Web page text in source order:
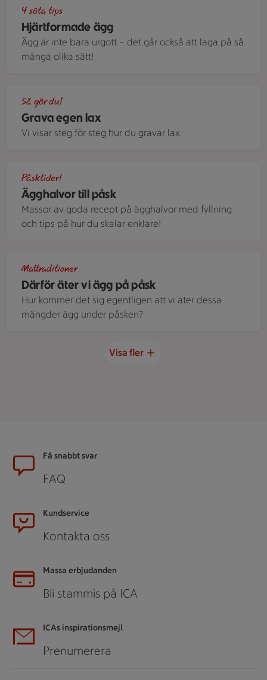
Hjärtformade ägg
4 söta tips
Ägg är inte bara urgott − det går också att laga på så
många olika sätt!
Grava egen lax
Så gör du!
Vi visar steg för steg hur du gravar lax.
Ägghalvor till påsk
Påsktider!
Massor av goda recept på ägghalvor med fyllning
och tips på hur du skalar enklare!
Därför äter vi ägg på påsk
Mattraditioner
Hur kommer det sig egentligen att vi äter dessa
mängder ägg under påsken?
Visa fler
SidfotFå snabbt svar
FAQ
Kundservice
Kontakta oss
Massa erbjudanden
Bli stammis på ICA
ICAs inspirationsmejl
Prenumerera